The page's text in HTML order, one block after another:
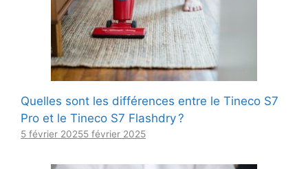
Quelles sont les différences entre le Tineco S7
Pro et le Tineco S7 Flashdry ?
5 février 20255 février 2025